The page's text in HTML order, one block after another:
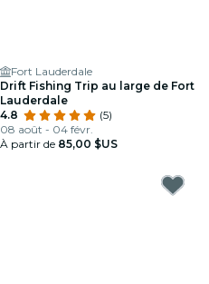
Fort Lauderdale
Drift Fishing Trip au large de Fort
Lauderdale
4.8
(5)
08 août - 04 févr.
À partir de 85,00 $US